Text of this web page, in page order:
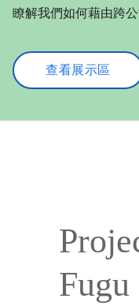
瞭解我們如何藉由跨
查看展示區